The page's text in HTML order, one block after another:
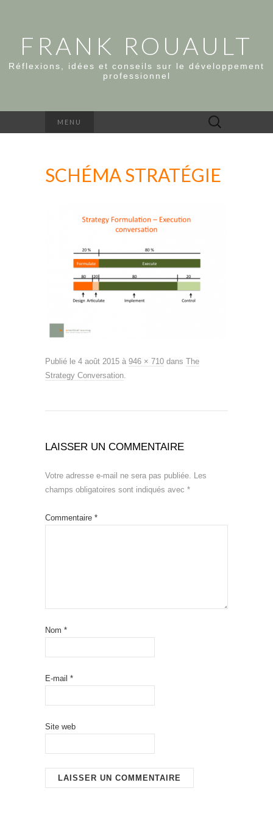
FRANK ROUAULT
Réflexions, idées et conseils sur le développement
professionnel
MENU Rechercher :
SCHÉMA STRATÉGIE
Publié le 4 août 2015 à 946 × 710 dans The
Strategy Conversation.
LAISSER UN COMMENTAIRE
Votre adresse e-mail ne sera pas publiée. Les
champs obligatoires sont indiqués avec *
Commentaire *
Nom *
E-mail *
Site web